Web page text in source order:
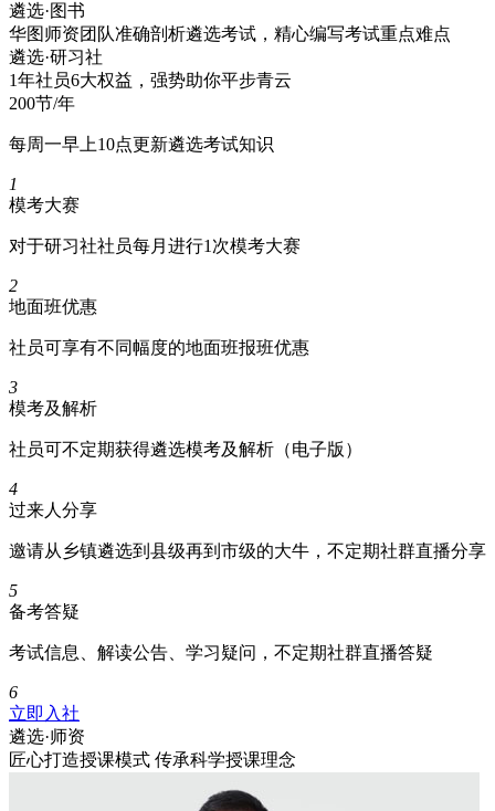
遴选·图书
华图师资团队准确剖析遴选考试，精心编写考试重点难点
遴选·研习社
1年社员6大权益，强势助你平步青云
200节/年
每周一早上10点更新遴选考试知识
1
模考大赛
对于研习社社员每月进行1次模考大赛
2
地面班优惠
社员可享有不同幅度的地面班报班优惠
3
模考及解析
社员可不定期获得遴选模考及解析（电子版）
4
过来人分享
邀请从乡镇遴选到县级再到市级的大牛，不定期社群直播分享
5
备考答疑
考试信息、解读公告、学习疑问，不定期社群直播答疑
6
立即入社
遴选·师资
匠心打造授课模式 传承科学授课理念